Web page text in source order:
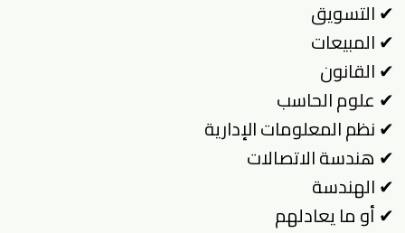
✔ التسويق
✔ المبيعات
✔ القانون
✔ علوم الحاسب
✔ نظم المعلومات الإدارية
✔ هندسة الاتصالات
✔ الهندسة
✔ أو ما يعادلهم